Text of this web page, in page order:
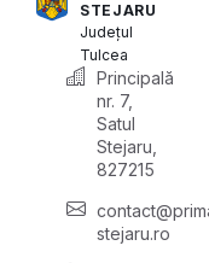
STEJARU
Județul
Tulcea
Principală
nr. 7,
Satul
Stejaru,
827215
stejaru.ro